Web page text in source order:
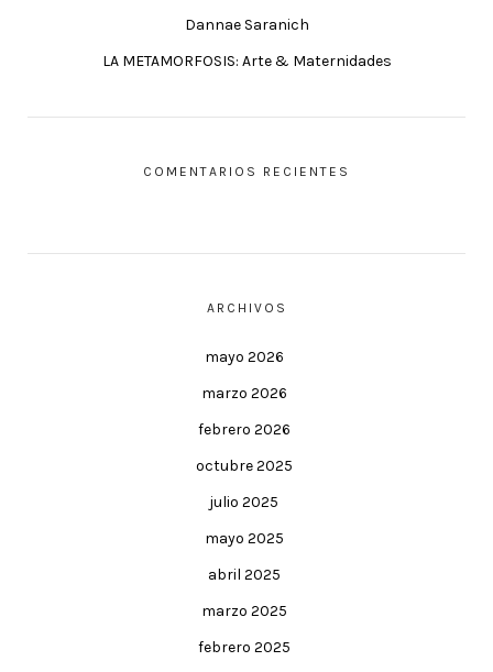
Dannae Saranich
LA METAMORFOSIS: Arte & Maternidades
COMENTARIOS RECIENTES
ARCHIVOS
mayo 2026
marzo 2026
febrero 2026
octubre 2025
julio 2025
mayo 2025
abril 2025
marzo 2025
febrero 2025